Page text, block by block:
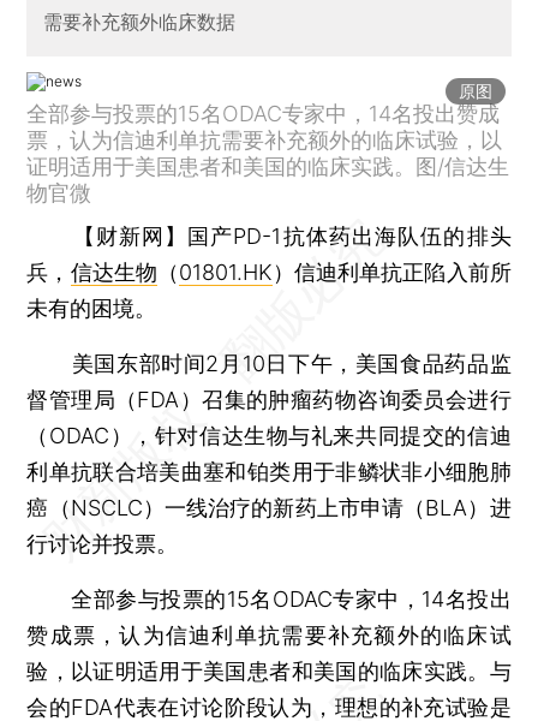
需要补充额外临床数据
原图
全部参与投票的15名ODAC专家中，14名投出赞成
票，认为信迪利单抗需要补充额外的临床试验，以
证明适用于美国患者和美国的临床实践。图/信达生
物官微
【财新网】 国产PD-1抗体药出海队伍的排头
兵， 信达生物 （01801.HK）信迪利单抗正陷入前所
未有的困境。
美国东部时间2月10日下午，美国食品药品监
督管理局（FDA）召集的肿瘤药物咨询委员会进行
（ODAC），针对信达生物与礼来共同提交的信迪
利单抗联合培美曲塞和铂类用于非鳞状非小细胞肺
癌（NSCLC）一线治疗的新药上市申请（BLA）进
行讨论并投票。
全部参与投票的15名ODAC专家中，14名投出
赞成票，认为信迪利单抗需要补充额外的临床试
验，以证明适用于美国患者和美国的临床实践。与
会的FDA代表在讨论阶段认为，理想的补充试验是